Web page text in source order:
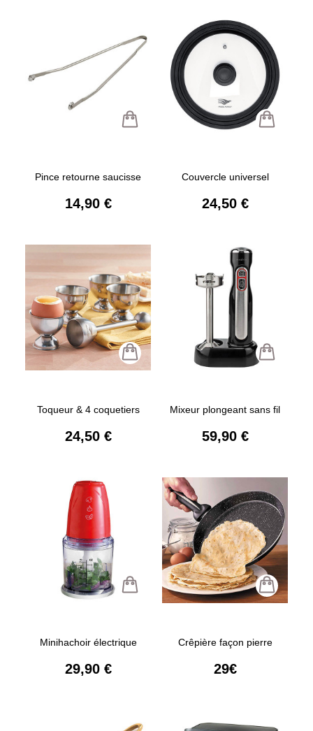
Pince retourne saucisse
14,90 €
Couvercle universel
24,50 €
Toqueur & 4 coquetiers
24,50 €
Mixeur plongeant sans fil
59,90 €
Minihachoir électrique
29,90 €
Crêpière façon pierre
29€